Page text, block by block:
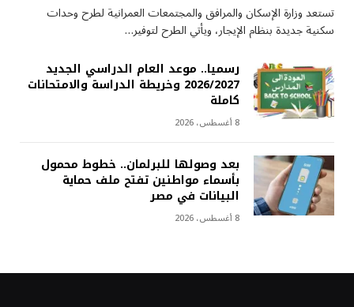
تستعد وزارة الإسكان والمرافق والمجتمعات العمرانية لطرح وحدات
سكنية جديدة بنظام الإيجار، ويأتي الطرح لتوفير…
رسميا.. موعد العام الدراسي الجديد
2026/2027 وخريطة الدراسة والامتحانات
كاملة
8 أغسطس، 2026
بعد وصولها للبرلمان.. خطوط محمول
بأسماء مواطنين تفتح ملف حماية
البيانات في مصر
8 أغسطس، 2026